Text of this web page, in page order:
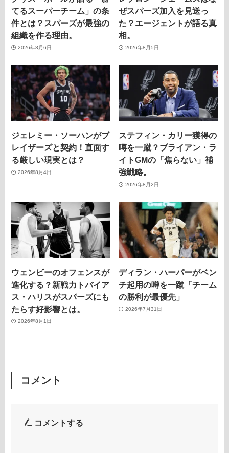
てるスーパーチーム」の条
件とは？スパーズが最強の
組織を作る理由。
2026年8月6日
ぜスパーズ加入を見送っ
た？エージェントが語る真
相。
2026年8月5日
ジェレミー・ソーハンがブ
レイザーズと契約！直面す
る厳しい現実とは？
2026年8月4日
ステフィン・カリー獲得の
噂を一蹴？ブライアン・ラ
イトGMの「焦らない」補
強戦略。
2026年8月2日
ウェンビーのオフェンスが
進化する？新戦力トバイア
ス・ハリスがスパーズにも
たらす好影響とは。
2026年8月1日
ディラン・ハーパーがベン
チ起用の噂を一蹴「チーム
の勝利が最優先」
2026年7月31日
コメント
コメントする